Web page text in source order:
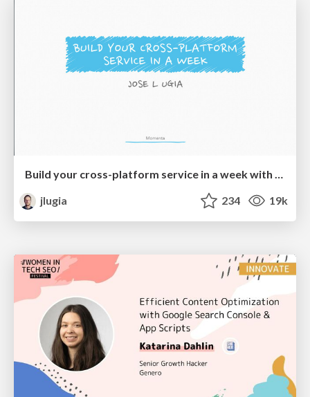
Build your cross-platform service in a week with App Engine
jlugia
234 19k